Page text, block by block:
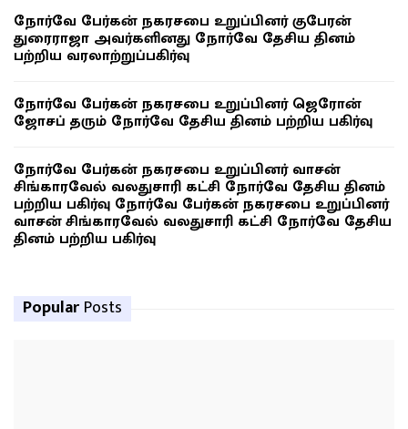
நோர்வே பேர்கன் நகரசபை உறுப்பினர் குபேரன்
துரைராஜா அவர்களினது நோர்வே தேசிய தினம்
பற்றிய வரலாற்றுப்பகிர்வு
நோர்வே பேர்கன் நகரசபை உறுப்பினர் ஜெரோன்
ஜோசப் தரும் நோர்வே தேசிய தினம் பற்றிய பகிர்வு
நோர்வே பேர்கன் நகரசபை உறுப்பினர் வாசன்
சிங்காரவேல் வலதுசாரி கட்சி நோர்வே தேசிய தினம்
பற்றிய பகிர்வு நோர்வே பேர்கன் நகரசபை உறுப்பினர்
வாசன் சிங்காரவேல் வலதுசாரி கட்சி நோர்வே தேசிய
தினம் பற்றிய பகிர்வு
Popular Posts